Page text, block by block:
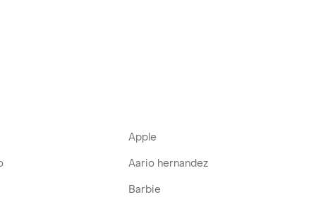
Apple
Aario hernandez
Barbie